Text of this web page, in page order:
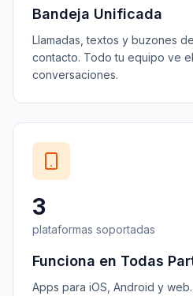
Bandeja Unificada
Llamadas, textos y buzones
contacto. Todo tu equipo ve
conversaciones.
3
plataformas soportadas
Funciona en Todas
Apps para iOS, Android y